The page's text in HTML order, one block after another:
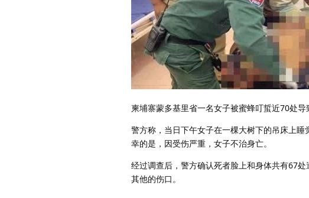
柬埔寨蒙多基里省一名女子被蜜蜂叮蜇近70处导
警方称，当日下午女子在一棵大树下的吊床上
幸的是，因受伤严重，女子不治身亡。
经过调查后，警方确认死者脸上和身体共有67
其他的伤口。